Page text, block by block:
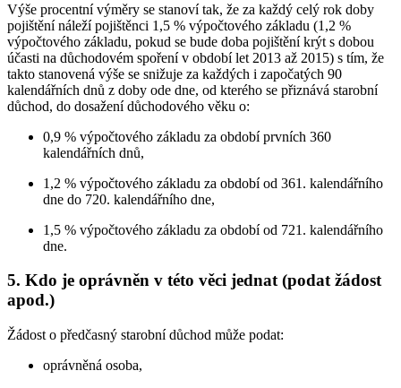
Výše procentní výměry se stanoví tak, že za každý celý rok doby
pojištění náleží pojištěnci 1,5 % výpočtového základu (1,2 %
výpočtového základu, pokud se bude doba pojištění krýt s dobou
účasti na důchodovém spoření v období let 2013 až 2015) s tím, že
takto stanovená výše se snižuje za každých i započatých 90
kalendářních dnů z doby ode dne, od kterého se přiznává starobní
důchod, do dosažení důchodového věku o:
0,9 % výpočtového základu za období prvních 360
kalendářních dnů,
1,2 % výpočtového základu za období od 361. kalendářního
dne do 720. kalendářního dne,
1,5 % výpočtového základu za období od 721. kalendářního
dne.
5. Kdo je oprávněn v této věci jednat (podat žádost
apod.)
Žádost o předčasný starobní důchod může podat:
oprávněná osoba,